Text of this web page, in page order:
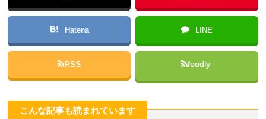
B! Hatena LINE
RSS feedly
こんな記事も読まれています